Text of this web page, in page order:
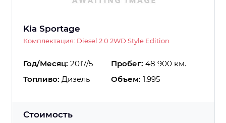
Kia Sportage
Комплектация: Diesel 2.0 2WD Style Edition
Год/Месяц: 2017/5 Пробег: 48 900 км.
Топливо: Дизель Объем: 1.995
Стоимость